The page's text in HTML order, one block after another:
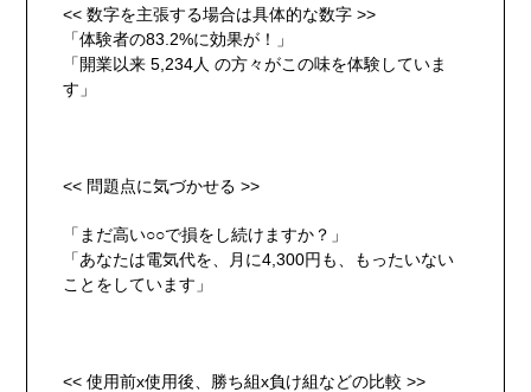
<< 数字を主張する場合は具体的な数字 >>
「体験者の83.2%に効果が！」
「開業以来 5,234人 の方々がこの味を体験していま
す」
<< 問題点に気づかせる >>
「まだ高い○○で損をし続けますか？」
「あなたは電気代を、月に4,300円も、もったいない
ことをしています」
<< 使用前x使用後、勝ち組x負け組などの比較 >>